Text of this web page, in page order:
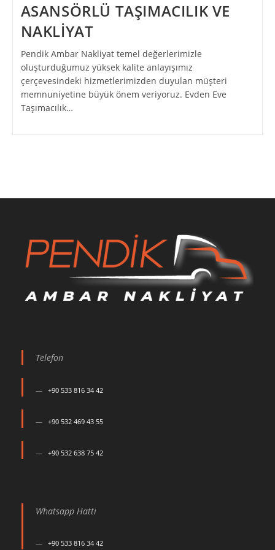
ASANSÖRLÜ TAŞIMACILIK VE
NAKLİYAT
Pendik Ambar Nakliyat temel değerlerimizle
oluşturduğumuz yüksek kalite anlayışımız
çerçevesindeki hizmetlerimizden duyulan müşteri
memnuniyetine büyük önem veriyoruz. Evden Eve
Taşımacılık…
Telefon
+90 533 816 34 42
+90 532 469 43 55
+90 532 638 75 42
Whatsapp Hattı
+90 533 816 34 42